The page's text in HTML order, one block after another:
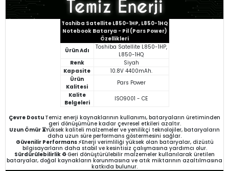
Toshiba Satellite L850-1HP, L850-1HQ
Notebook Batarya - Pil (Pars Power)
Özellikleri
Ürün Adı
Toshiba Satellite L850-1HP,
L850-1HQ
Renk
Siyah
Kapasite
10.8V 4400mAh.
Ürün
Kalitesi
Pars Power
Kalite
Belgeleri
ISO9001 - CE
Çevre Dostu Temiz enerji kaynaklarının kullanımı, bataryaların üretiminden
geri dönüşümüne kadar çevresel etkileri azaltır.
Uzun Ömür ⏳Yüksek kaliteli malzemeler ve yenilikçi teknolojiler, bataryaların
daha uzun süre performans göstermesini sağlar.
Güvenilir Performans ⚡Enerji verimliliği yüksek olan bataryalar, dizüstü
bilgisayarların daha stabil ve kesintisiz çalışmasına yardımcı olur.
Sürdürülebilirlik ♻️Geri dönüştürülebilir malzemeler kullanılarak üretilen
bataryalar, doğal kaynakların korunmasına ve atık miktarının azaltılmasına
katkıda bulunur.